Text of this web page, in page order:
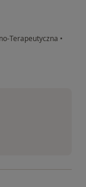
Terapeutyczna •